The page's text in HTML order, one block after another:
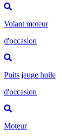
Volant moteur
d'occasion
Puits jauge huile
d'occasion
Moteur